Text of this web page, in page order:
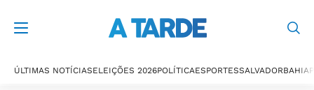
ÚLTIMAS NOTÍCIASELEIÇÕES 2026POLÍTICAESPORTESSALVADORBAHIA